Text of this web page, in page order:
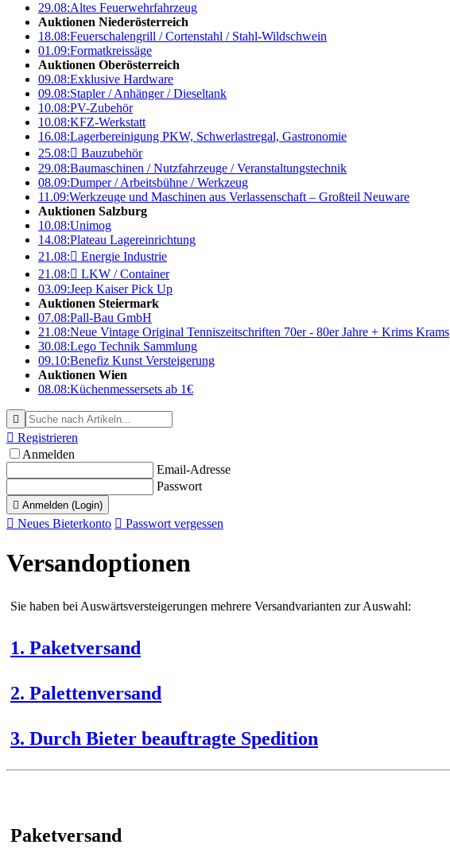
29.08:Altes Feuerwehrfahrzeug
Auktionen Niederösterreich
18.08:Feuerschalengrill / Cortenstahl / Stahl-Wildschwein
01.09:Formatkreissäge
Auktionen Oberösterreich
09.08:Exklusive Hardware
09.08:Stapler / Anhänger / Dieseltank
10.08:PV-Zubehör
10.08:KFZ-Werkstatt
16.08:Lagerbereinigung PKW, Schwerlastregal, Gastronomie
25.08: Bauzubehör
29.08:Baumaschinen / Nutzfahrzeuge / Veranstaltungstechnik
08.09:Dumper / Arbeitsbühne / Werkzeug
11.09:Werkzeuge und Maschinen aus Verlassenschaft – Großteil Neuware
Auktionen Salzburg
10.08:Unimog
14.08:Plateau Lagereinrichtung
21.08: Energie Industrie
21.08: LKW / Container
03.09:Jeep Kaiser Pick Up
Auktionen Steiermark
07.08:Pall-Bau GmbH
21.08:Neue Vintage Original Tenniszeitschriften 70er - 80er Jahre + Krims Krams
30.08:Lego Technik Sammlung
09.10:Benefiz Kunst Versteigerung
Auktionen Wien
08.08:Küchenmessersets ab 1€

 Registrieren
Anmelden
Email-Adresse
Passwort
 Anmelden (Login)
 Neues Bieterkonto  Passwort vergessen
Versandoptionen
Sie haben bei Auswärtsversteigerungen mehrere Versandvarianten zur Auswahl:
1. Paketversand
2. Palettenversand
3. Durch Bieter beauftragte Spedition
Paketversand